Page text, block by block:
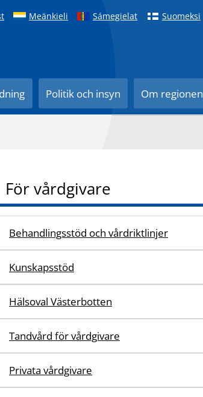
Meänkieli Sámegielat Suomeksi
Politik och insyn Om regionen
För vårdgivare
Behandlingsstöd och vårdriktlinjer
Kunskapsstöd
Hälsoval Västerbotten
Tandvård för vårdgivare
Privata vårdgivare